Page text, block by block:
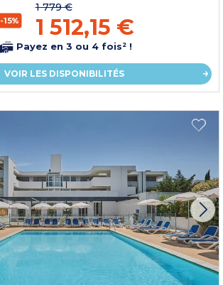
-15%
1 779 €
1 512,15 €
Payez en 3 ou 4 fois² !
VOIR LES DISPONIBILITÉS